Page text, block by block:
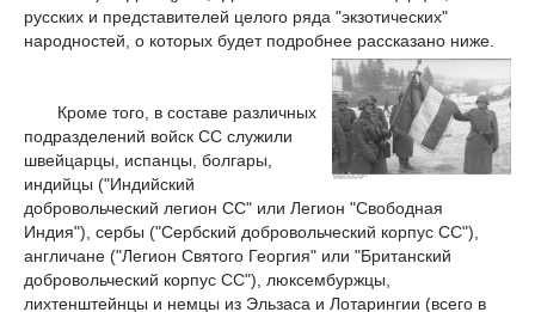
русских и представителей целого ряда "экзотических"
народностей, о которых будет подробнее рассказано ниже.
Кроме того, в составе различных
подразделений войск СС служили
швейцарцы, испанцы, болгары,
индийцы ("Индийский
добровольческий легион СС" или Легион "Свободная
Индия"), сербы ("Сербский добровольческий корпус СС"),
англичане ("Легион Святого Георгия" или "Британский
добровольческий корпус СС"), люксембуржцы,
лихтенштейнцы и немцы из Эльзаса и Лотарингии (всего в